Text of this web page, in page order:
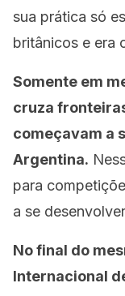
sua prática só
britânicos e era
Somente em
cruza
começavam a
Argentina.
para
a se
No final do
Internacional